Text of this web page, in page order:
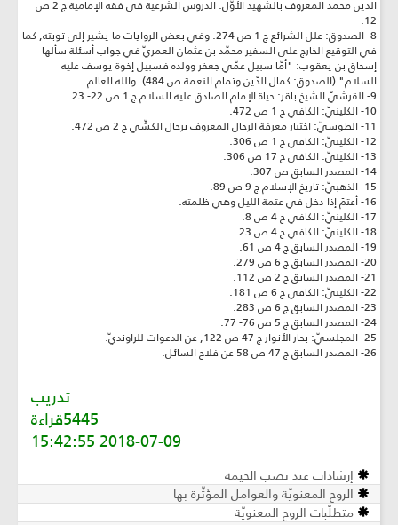
الدين محمد المعروف بالشهيد الأوّل: الدروس الشرعية في فقه الإمامية ج 2 ص
12.
8- الصدوق: علل الشرائع ج 1 ص 274. وفي بعض الروايات ما يشير إلى توبته, كما
في التوقيع الخارج على السفير محمّد بن عثمان العمريّ في جواب أسئلة سألها
إسحاق بن يعقوب: "أمّا سبيل عمّي جعفر وولده فسبيل إخوة يوسف عليه
السلام" (الصدوق: كمال الدّين وتمام النعمة ص 484). والله العالم.
9- القرشيّ الشيخ باقر: حياة الإمام الصادق عليه السلام ج 1 ص 22- 23.
10- الكلينيّ: الكافي ج 1 ص 472.
11- الطوسيّ: اختيار معرفة الرجال المعروف برجال الكشّي ج 2 ص 472.
12- الكلينيّ: الكافي ج 1 ص 306.
13- الكلينيّ: الكافي ج 17 ص 306.
14- المصدر السابق ص 307.
15- الذهبيّ: تاريخ الإسلام ج 9 ص 89.
16- أعتمَ إذا دخل في عتمة الليل وهي ظلمته.
17- الكلينيّ: الكافي ج 4 ص 8.
18- الكلينيّ: الكافي ج 4 ص 23.
19- المصدر السابق ج 4 ص 61.
20- المصدر السابق ج 6 ص 279.
21- المصدر السابق ج 2 ص 112.
22- الكلينيّ: الكافي ج 6 ص 181.
23- المصدر السابق ج 6 ص 283.
24- المصدر السابق ج 5 ص 76- 77.
25- المجلسيّ: بحار الأنوار ج 47 ص 122, عن الدعوات للراونديّ.
26- المصدر السابق ج 47 ص 58 عن فلاح السائل.
تدريب
5445قراءة
2018-07-09 15:42:55
إرشادات عند نصب الخيمة
الروح المعنويّة والعوامل المؤثّرة بھا
متطلّبات الروح المعنويّة